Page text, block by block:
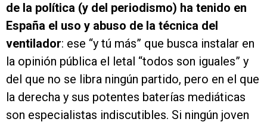
de la política (y del periodismo) ha tenido en
España el uso y abuso de la técnica del
ventilador: ese “y tú más” que busca instalar en
la opinión pública el letal “todos son iguales” y
del que no se libra ningún partido, pero en el que
la derecha y sus potentes baterías mediáticas
son especialistas indiscutibles. Si ningún joven